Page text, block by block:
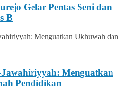
Gelar Pentas Seni dan
B
Menguatkan
Pendidikan